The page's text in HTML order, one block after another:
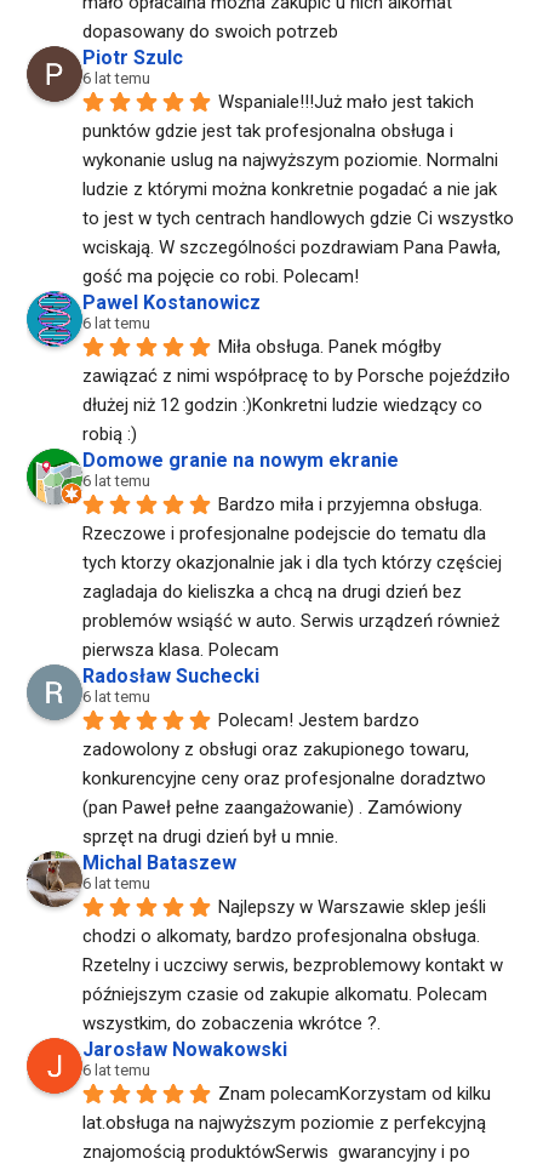
dopasowany do swoich potrzeb
Piotr Szulc
6 lat temu
Wspaniale!!!Już mało jest takich
punktów gdzie jest tak profesjonalna obsługa i
wykonanie uslug na najwyższym poziomie. Normalni
ludzie z którymi można konkretnie pogadać a nie jak
to jest w tych centrach handlowych gdzie Ci wszystko
wciskają. W szczególności pozdrawiam Pana Pawła,
gość ma pojęcie co robi. Polecam!
Pawel Kostanowicz
6 lat temu
Miła obsługa. Panek mógłby
zawiązać z nimi współpracę to by Porsche pojeździło
dłużej niż 12 godzin :)Konkretni ludzie wiedzący co
robią :)
Domowe granie na nowym ekranie
6 lat temu
Bardzo miła i przyjemna obsługa.
Rzeczowe i profesjonalne podejscie do tematu dla
tych ktorzy okazjonalnie jak i dla tych którzy częściej
zagladaja do kieliszka a chcą na drugi dzień bez
problemów wsiąść w auto. Serwis urządzeń również
pierwsza klasa. Polecam
Radosław Suchecki
6 lat temu
Polecam! Jestem bardzo
zadowolony z obsługi oraz zakupionego towaru,
konkurencyjne ceny oraz profesjonalne doradztwo
(pan Paweł pełne zaangażowanie) . Zamówiony
sprzęt na drugi dzień był u mnie.
Michal Bataszew
6 lat temu
Najlepszy w Warszawie sklep jeśli
chodzi o alkomaty, bardzo profesjonalna obsługa.
Rzetelny i uczciwy serwis, bezproblemowy kontakt w
późniejszym czasie od zakupie alkomatu. Polecam
wszystkim, do zobaczenia wkrótce ?.
Jarosław Nowakowski
6 lat temu
Znam polecamKorzystam od kilku
lat.obsługa na najwyższym poziomie z perfekcyjną
znajomością produktówSerwis  gwarancyjny i po